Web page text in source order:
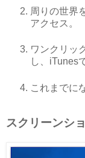
周りの世界
アクセス。
ワンクリッ
し、iTunes
これまでに
スクリーンシ